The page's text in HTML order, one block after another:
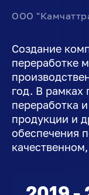
ООО
Создание
переработке
год. В рамках
переработка
продукции и
обеспечения